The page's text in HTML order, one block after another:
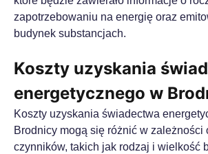
zapotrzebowaniu na energię oraz
budynek substancjach.
Koszty uzyskania
energetycznego w
Koszty uzyskania świadectwa
Brodnicy mogą się różnić w zależności
czynników, takich jak rodzaj i wielkość